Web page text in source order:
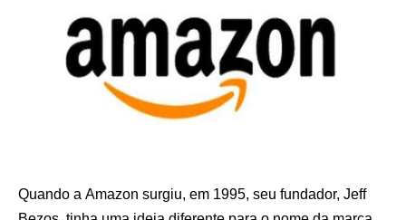
Quando a Amazon surgiu, em 1995, seu fundador, Jeff